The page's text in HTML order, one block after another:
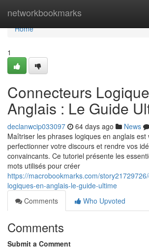
networkbookmarks
Home
Home
1
Connecteurs
Anglais : Le Guide
declanwcip033097 64 days ago News
Maîtriser les phrases logiques en anglais est
perfectionner votre discours et rendre vos
convaincants. Ce tutoriel présente les
mots utilisés pour créer
https://macrobookmarks.com/
logiques-en-anglais-le-guide-ultime
Comments
Who Upvoted
Comments
Submit a Comment